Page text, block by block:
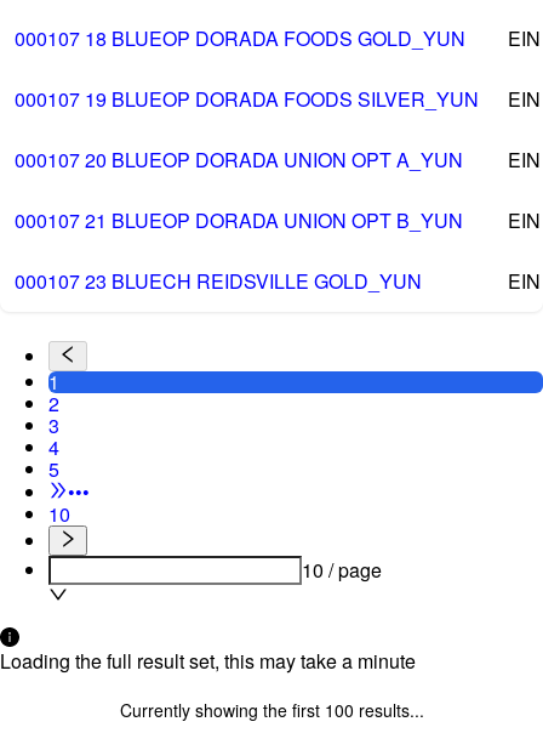
000107 18 BLUEOP DORADA FOODS GOLD_YUN EIN
000107 19 BLUEOP DORADA FOODS SILVER_YUN EIN
000107 20 BLUEOP DORADA UNION OPT A_YUN EIN
000107 21 BLUEOP DORADA UNION OPT B_YUN EIN
000107 23 BLUECH REIDSVILLE GOLD_YUN EIN
1
2
3
4
5
•••
10
10 / page
Loading the full result set, this may take a minute
Currently showing the first 100 results...